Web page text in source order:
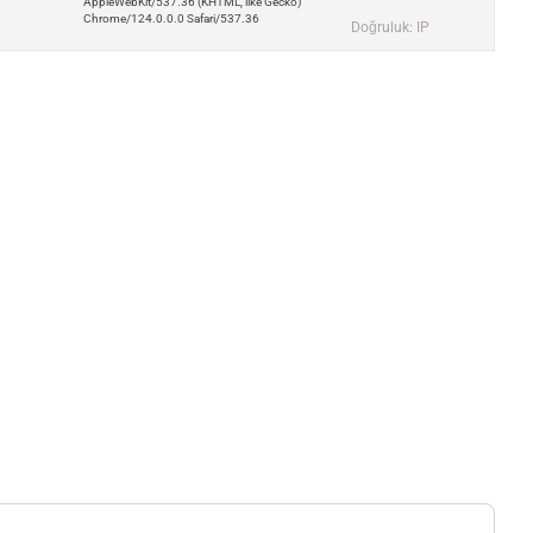
Chrome/124.0.0.0 Safari/537.36
Doğruluk: IP